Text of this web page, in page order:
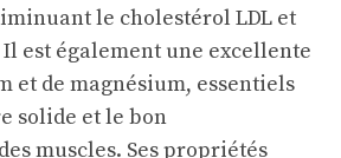
le cholestérol LDL et
est également une excellente
et de magnésium, essentiels
solide et le bon
muscles. Ses propriétés